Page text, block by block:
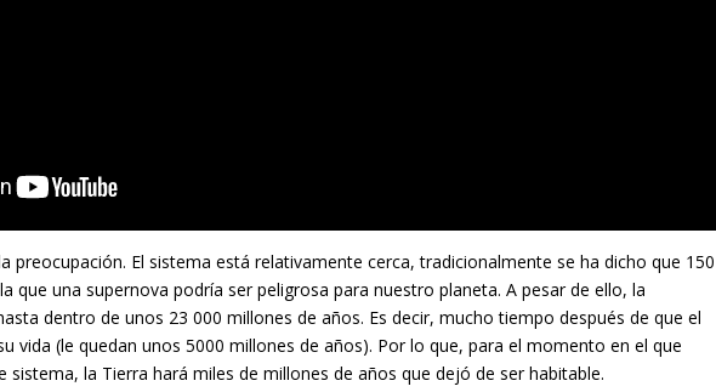
preocupación. El sistema está relativamente cerca, tradicionalmente se ha dicho que 150
que una supernova podría ser peligrosa para nuestro planeta. A pesar de ello, la
dentro de unos 23 000 millones de años. Es decir, mucho tiempo después de que el
vida (le quedan unos 5000 millones de años). Por lo que, para el momento en el que
sistema, la Tierra hará miles de millones de años que dejó de ser habitable.